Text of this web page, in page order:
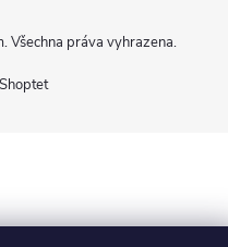
. Všechna práva vyhrazena.